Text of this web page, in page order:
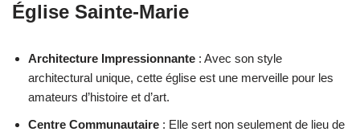
Église Sainte-Marie
Architecture Impressionnante : Avec son style
architectural unique, cette église est une merveille pour les
amateurs d’histoire et d’art.
Centre Communautaire : Elle sert non seulement de lieu de